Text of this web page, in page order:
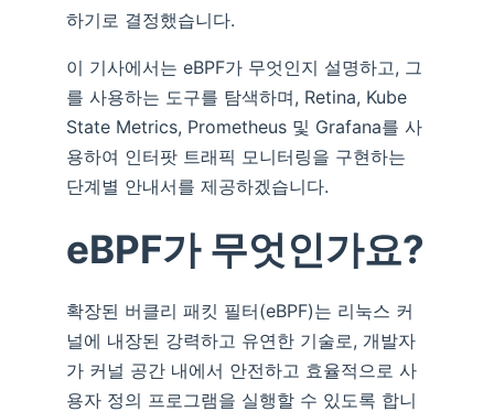
하기로 결정했습니다.
이 기사에서는 eBPF가 무엇인지 설명하고, 그
를 사용하는 도구를 탐색하며, Retina, Kube
State Metrics, Prometheus 및 Grafana를 사
용하여 인터팟 트래픽 모니터링을 구현하는
단계별 안내서를 제공하겠습니다.
eBPF가 무엇인가요?
확장된 버클리 패킷 필터(eBPF)는 리눅스 커
널에 내장된 강력하고 유연한 기술로, 개발자
가 커널 공간 내에서 안전하고 효율적으로 사
용자 정의 프로그램을 실행할 수 있도록 합니